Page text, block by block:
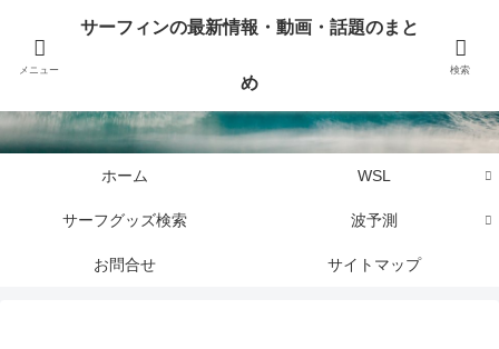
サーフィンに関するニュース・話題や最新情報を写真、画像、動画でまとめて
ホーム WSL
サーフグッズ検索 波予測
お問合せ サイトマップ
メニュー
サーフィンの最新情報・動画・話題のまと
め
検索